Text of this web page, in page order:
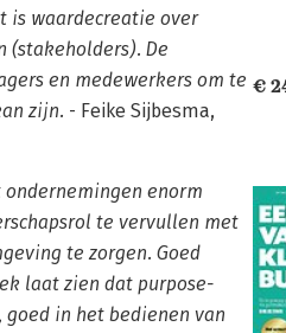
is waardecreatie over
(stakeholders). De
en medewerkers om te
zijn. - Feike Sijbesma,
enorm
te vervullen met
te zorgen. Goed
laat zien dat purpose-
in het bedienen van
€